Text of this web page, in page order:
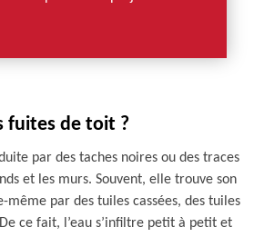
fuites de toit ?
par des taches noires ou des traces
et les murs. Souvent, elle trouve son
par des tuiles cassées, des tuiles
ce fait, l’eau s’infiltre petit à petit et